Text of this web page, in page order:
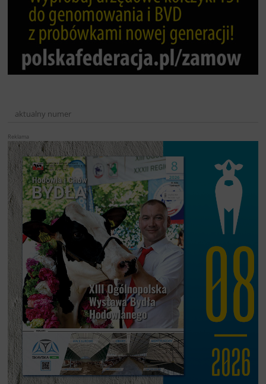
aktualny numer
Reklama